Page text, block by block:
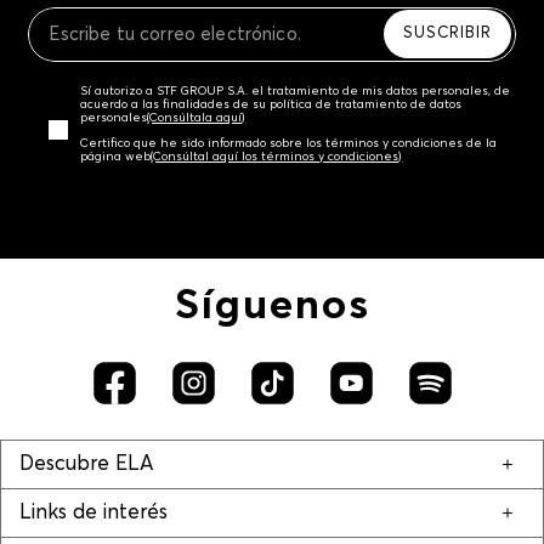
SUSCRIBIR
Sí autorizo a STF GROUP S.A. el tratamiento de mis datos personales, de
acuerdo a las finalidades de su política de tratamiento de datos
personales‎(Consúltala aquí)
Certifico que he sido informado sobre los términos y condiciones de la
página web‎(Consúltal aquí los términos y condiciones)
Síguenos
Descubre ELA
Links de interés